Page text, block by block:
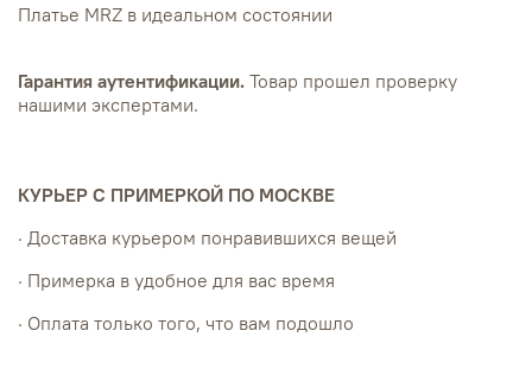
Платье MRZ в идеальном состоянии
Гарантия аутентификации. Товар прошел проверку
нашими экспертами.
КУРЬЕР С ПРИМЕРКОЙ ПО МОСКВЕ
· Доставка курьером понравившихся вещей
· Примерка в удобное для вас время
· Оплата только того, что вам подошло